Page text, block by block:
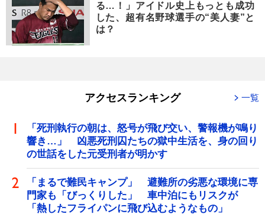
る…！」アイドル史上もっとも成功
した、超有名野球選手の“美人妻”と
は？
アクセスランキング 一覧
「死刑執行の朝は、怒号が飛び交い、警報機が鳴り
響き…」 凶悪死刑囚たちの獄中生活を、身の回り
の世話をした元受刑者が明かす
「まるで難民キャンプ」 避難所の劣悪な環境に専
門家も「びっくりした」 車中泊にもリスクが
「熱したフライパンに飛び込むようなもの」